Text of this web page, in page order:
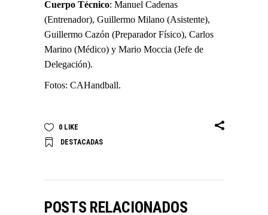
Cuerpo Técnico: Manuel Cadenas
(Entrenador), Guillermo Milano (Asistente),
Guillermo Cazón (Preparador Físico), Carlos
Marino (Médico) y Mario Moccia (Jefe de
Delegación).
Fotos: CAHandball.
0 LIKE
DESTACADAS
POSTS RELACIONADOS